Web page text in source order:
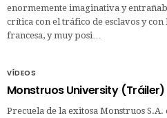
enormemente imaginativa y
crítica con el tráfico de esclavos y
francesa, y muy posi…
VÍDEOS
Monstruos University (Tráiler)
Precuela de la exitosa Monstruos